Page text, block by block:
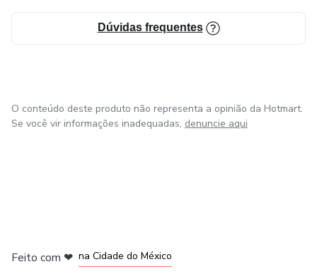
Dúvidas frequentes
O conteúdo deste produto não representa a opinião da Hotmart.
Se você vir informações inadequadas, denuncie aqui
Feito com ❤ na Cidade do México